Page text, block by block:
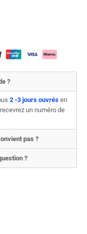
?
2 -3 jours ouvrés en
un numéro de
pas ?
?